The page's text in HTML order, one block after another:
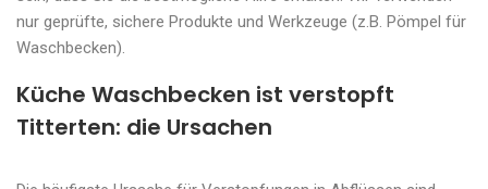
nur geprüfte, sichere Produkte und Werkzeuge (z.B. Pömpel für
Waschbecken).
Küche Waschbecken ist verstopft
Titterten: die Ursachen